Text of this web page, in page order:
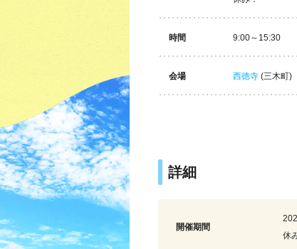
時間 9:00～15:30
会場 西徳寺 (三木町)
詳細
開催期間
休